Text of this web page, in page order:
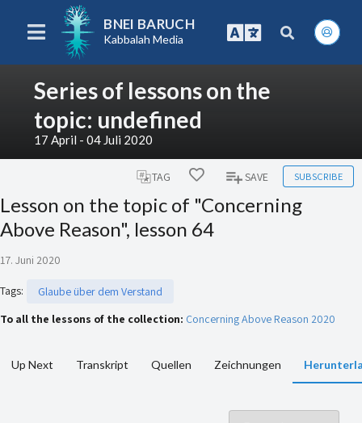
BNEI BARUCH
Kabbalah Media
Series of lessons on the
topic: undefined
17 April - 04 Juli 2020
TAG SAVE SUBSCRIBE
Lesson on the topic of "Concerning
Above Reason", lesson 64
17. Juni 2020
Tags:
Glaube über dem Verstand
To all the lessons of the collection: Concerning Above Reason 2020
Up Next Transkript Quellen Zeichnungen